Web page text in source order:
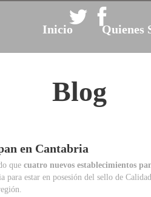
Inicio Quienes
Blog
en Cantabria
que cuatro nuevos establecimientos
para estar en posesión del sello de